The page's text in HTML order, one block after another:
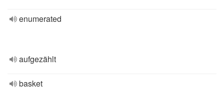
enumerated
aufgezählt
basket